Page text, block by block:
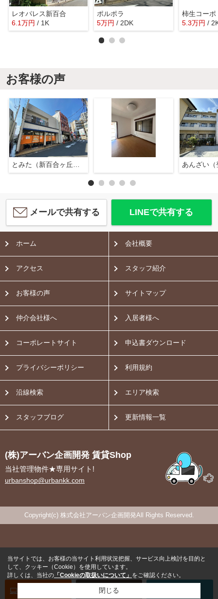
レオパレス新百合
6.1万円 / 1K
ポルポラ
5万円 / 2DK
柿生コーポ
5.3万円 /
お客様の声
あんざい（
メールで共有する LINEで共有する
お問い合わせ
ホーム 会社概要
アクセス スタッフ紹介
お客様の声 サイトマップ
仲介会社様へ 入居者様へ
コーポレートサイト 申込書ダウンロード
プライバシーポリシー 利用規約
沿線検索 エリア検索
スタッフブログ 更新情報一覧
(株)アーバン企画開発 賃貸Shop
当社管理物件★専用サイト!
urbanshop@urbankk.com
Copyright(c) 株式会社アーバン企画開発All Rights Reserved.
当サイトでは、お客様の当サイト利用状況把握、サービス向上検討を目的と
して、クッキー（Cookie）を使用しています。
詳しくは、当社の 「Cookieの取扱いについて」 をご確認ください。
閉じる